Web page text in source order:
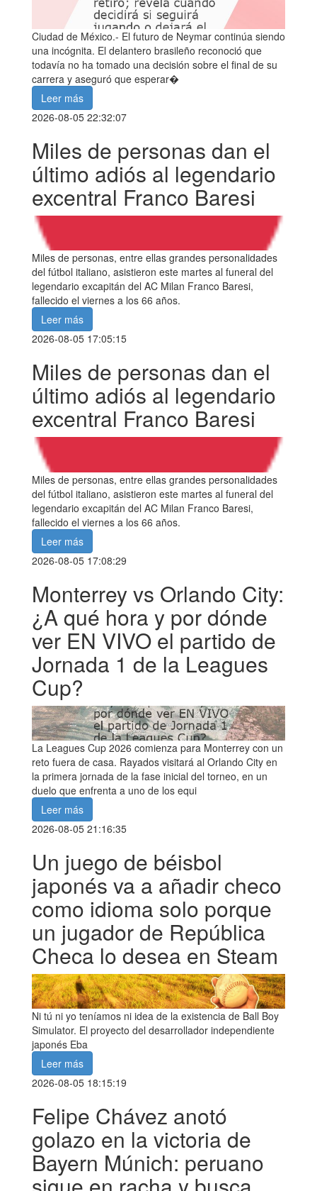
Ciudad de México.- El futuro de Neymar continúa siendo
una incógnita. El delantero brasileño reconoció que
todavía no ha tomado una decisión sobre el final de su
carrera y aseguró que esperar�
Leer más
2026-08-05 22:32:07
Miles de personas dan el
último adiós al legendario
excentral Franco Baresi
Miles de personas, entre ellas grandes personalidades
del fútbol italiano, asistieron este martes al funeral del
legendario excapitán del AC Milan Franco Baresi,
fallecido el viernes a los 66 años.
Leer más
2026-08-05 17:05:15
Miles de personas dan el
último adiós al legendario
excentral Franco Baresi
Miles de personas, entre ellas grandes personalidades
del fútbol italiano, asistieron este martes al funeral del
legendario excapitán del AC Milan Franco Baresi,
fallecido el viernes a los 66 años.
Leer más
2026-08-05 17:08:29
Monterrey vs Orlando City:
¿A qué hora y por dónde
ver EN VIVO el partido de
Jornada 1 de la Leagues
Cup?
La Leagues Cup 2026 comienza para Monterrey con un
reto fuera de casa. Rayados visitará al Orlando City en
la primera jornada de la fase inicial del torneo, en un
duelo que enfrenta a uno de los equi
Leer más
2026-08-05 21:16:35
Un juego de béisbol
japonés va a añadir checo
como idioma solo porque
un jugador de República
Checa lo desea en Steam
Ni tú ni yo teníamos ni idea de la existencia de Ball Boy
Simulator. El proyecto del desarrollador independiente
japonés Eba
Leer más
2026-08-05 18:15:19
Felipe Chávez anotó
golazo en la victoria de
Bayern Múnich: peruano